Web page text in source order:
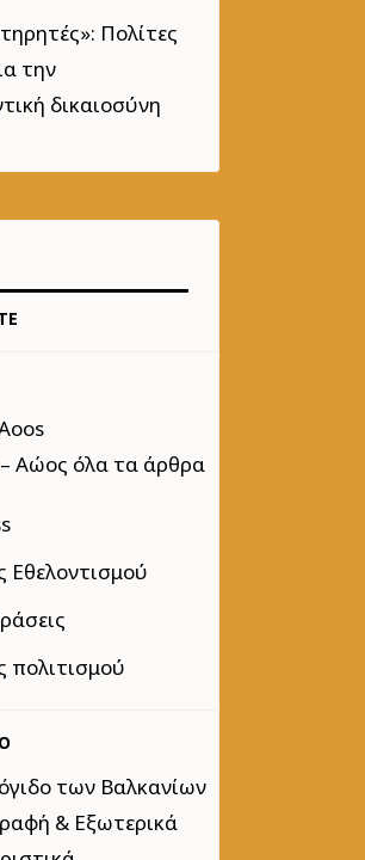
Πολίτες
την
δικαιοσύνη
Αώος όλα τα άρθρα
Εθελοντισμού
πολιτισμού
των Βαλκανίων
& Εξωτερικά